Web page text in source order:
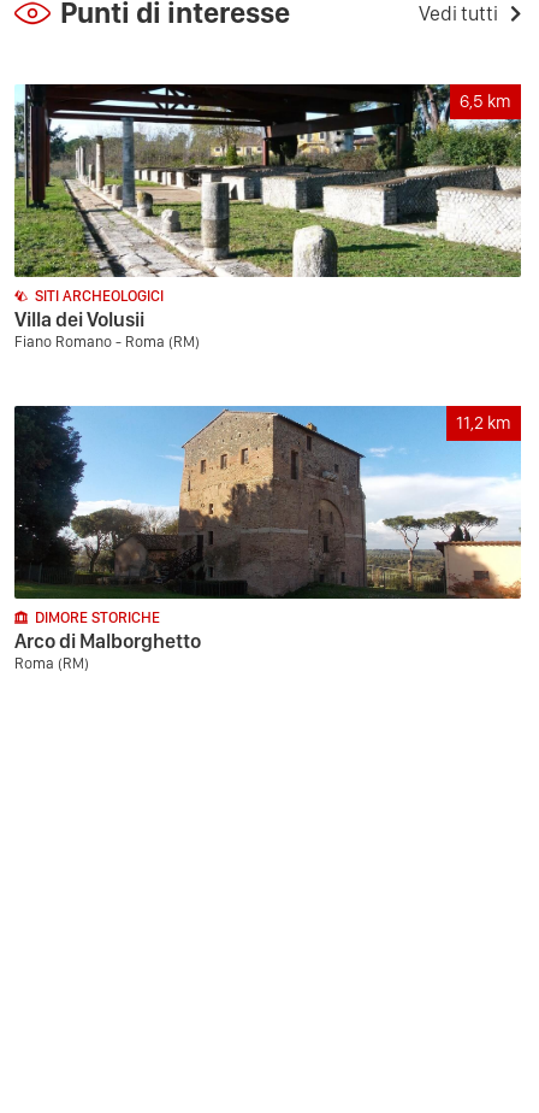
Punti di interesse Vedi tutti
6,5 km
SITI ARCHEOLOGICI
Villa dei Volusii
Fiano Romano - Roma (RM)
11,2 km
DIMORE STORICHE
Arco di Malborghetto
Roma (RM)